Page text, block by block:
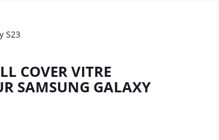
S23
COVER VITRE
SAMSUNG GALAXY